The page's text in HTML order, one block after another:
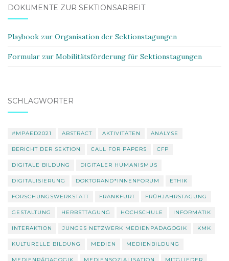
DOKUMENTE ZUR SEKTIONSARBEIT
Playbook zur Organisation der Sektionstagungen
Formular zur Mobilitätsförderung für Sektionstagungen
SCHLAGWÖRTER
#MPAED2021 ABSTRACT AKTIVITÄTEN ANALYSE
BERICHT DER SEKTION CALL FOR PAPERS CFP
DIGITALE BILDUNG DIGITALER HUMANISMUS
DIGITALISIERUNG DOKTORAND*INNENFORUM ETHIK
FORSCHUNGSWERKSTATT FRANKFURT FRÜHJAHRSTAGUNG
GESTALTUNG HERBSTTAGUNG HOCHSCHULE INFORMATIK
INTERAKTION JUNGES NETZWERK MEDIENPÄDAGOGIK KMK
KULTURELLE BILDUNG MEDIEN MEDIENBILDUNG